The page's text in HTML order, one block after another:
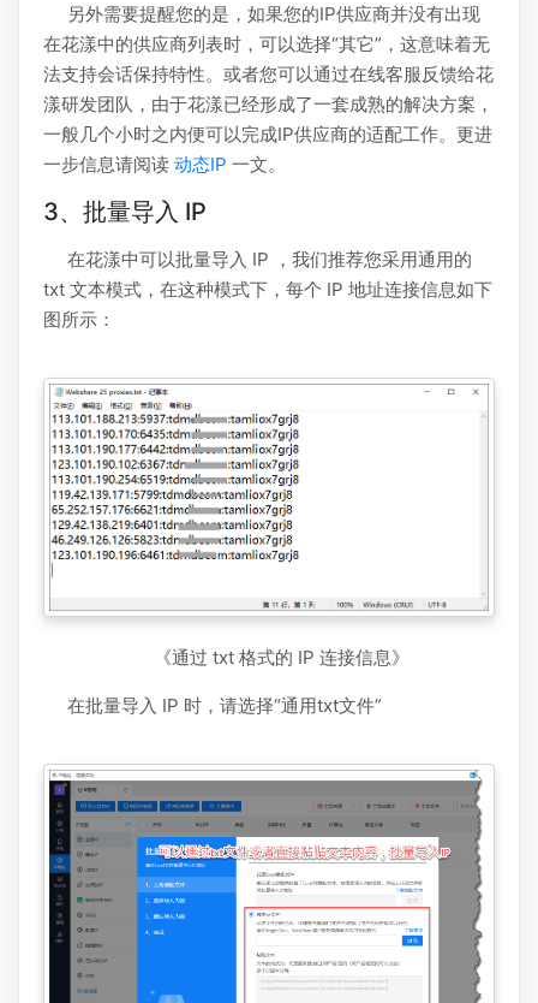
另外需要提醒您的是，如果您的IP供应商并没有出现
在花漾中的供应商列表时，可以选择“其它”，这意味着无
法支持会话保持特性。或者您可以通过在线客服反馈给花
漾研发团队，由于花漾已经形成了一套成熟的解决方案，
一般几个小时之内便可以完成IP供应商的适配工作。更进
一步信息请阅读 动态IP 一文。
3、批量导入 IP
在花漾中可以批量导入 IP ，我们推荐您采用通用的
txt 文本模式，在这种模式下，每个 IP 地址连接信息如下
图所示：
《通过 txt 格式的 IP 连接信息》
在批量导入 IP 时，请选择“通用txt文件”